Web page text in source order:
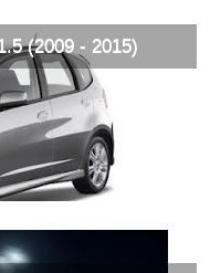
(2009 - 2015)